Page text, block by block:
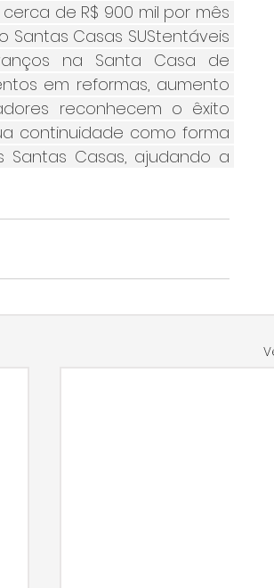
de R$ 900 mil por mês
Santas Casas SUStentáveis
na Santa Casa de
em reformas, aumento
reconhecem o êxito
continuidade como forma
Santas Casas, ajudando a